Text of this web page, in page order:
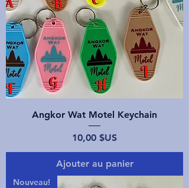
Angkor Wat Motel Keychain
Prix
10,00 $US
Ajouter au panier
Nouveau!